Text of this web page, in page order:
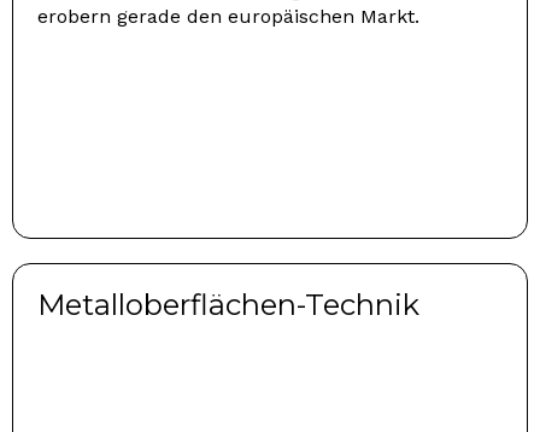
erobern gerade den europäischen Markt.
Metalloberflächen-Technik